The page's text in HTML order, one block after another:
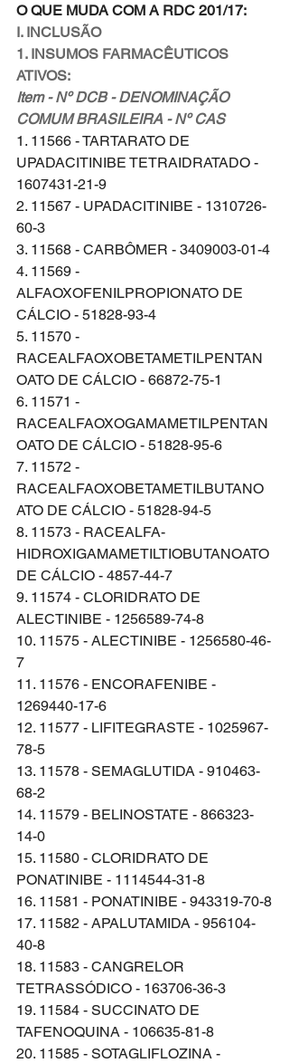
O QUE MUDA COM A RDC 201/17:
I. INCLUSÃO
1. INSUMOS FARMACÊUTICOS
ATIVOS:
Item - Nº DCB - DENOMINAÇÃO
COMUM BRASILEIRA - Nº CAS
1. 11566 - TARTARATO DE
UPADACITINIBE TETRAIDRATADO -
1607431-21-9
2. 11567 - UPADACITINIBE - 1310726-
60-3
3. 11568 - CARBÔMER - 3409003-01-4
4. 11569 -
ALFAOXOFENILPROPIONATO DE
CÁLCIO - 51828-93-4
5. 11570 -
RACEALFAOXOBETAMETILPENTAN
OATO DE CÁLCIO - 66872-75-1
6. 11571 -
RACEALFAOXOGAMAMETILPENTAN
OATO DE CÁLCIO - 51828-95-6
7. 11572 -
RACEALFAOXOBETAMETILBUTANO
ATO DE CÁLCIO - 51828-94-5
8. 11573 - RACEALFA-
HIDROXIGAMAMETILTIOBUTANOATO
DE CÁLCIO - 4857-44-7
9. 11574 - CLORIDRATO DE
ALECTINIBE - 1256589-74-8
10. 11575 - ALECTINIBE - 1256580-46-
7
11. 11576 - ENCORAFENIBE -
1269440-17-6
12. 11577 - LIFITEGRASTE - 1025967-
78-5
13. 11578 - SEMAGLUTIDA - 910463-
68-2
14. 11579 - BELINOSTATE - 866323-
14-0
15. 11580 - CLORIDRATO DE
PONATINIBE - 1114544-31-8
16. 11581 - PONATINIBE - 943319-70-8
17. 11582 - APALUTAMIDA - 956104-
40-8
18. 11583 - CANGRELOR
TETRASSÓDICO - 163706-36-3
19. 11584 - SUCCINATO DE
TAFENOQUINA - 106635-81-8
20. 11585 - SOTAGLIFLOZINA -